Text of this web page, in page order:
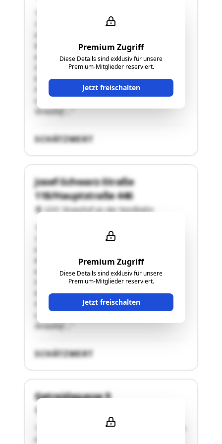
Premium Zugriff
Diese Details sind exklusiv für unsere
Premium-Mitglieder reserviert.
Jetzt freischalten
1/1GSt-Nr. 80/90 Wald 2.784
m²Flächenwidmung: vorderer Bereich Bauland-
Wohngebiet mit Kenntlichmachung Forst (bei
einer etwaigen Bebauung muss mit der
Forstbehörde Kontakt aufgenommen werden)
hinterer Bereich: Grünland – Land- und
Forstwirtschaftunbebaute, ebene
LiegenschaftZustand: ungepflegtAdresse: 2231
Strasshof …"
SCHÄTZWERT
Premium Zugriff
Diese Details sind exklusiv für unsere
Premium-Mitglieder reserviert.
Jetzt freischalten
Josef-Schwarz-Straße
118/Hauptstraße 446
2231 Strasshof an der Nordbahn
1/1GSt-Nr. 80/90 Wald 2.784
m²Flächenwidmung: vorderer Bereich Bauland-
Wohngebiet mit Kenntlichmachung Forst (bei
einer etwaigen Bebauung muss mit der
Forstbehörde Kontakt aufgenommen werden)
hinterer Bereich: Grünland – Land- und
Forstwirtschaftunbebaute, ebene
LiegenschaftZustand: ungepflegtAdresse: 2231
Strasshof …"
SCHÄTZWERT
Getreidegasse 9
"Unbebaute Liegenschaft. Das Grundstück wurde
mit Bescheid vom 13.12.2017 zum Bauplatz